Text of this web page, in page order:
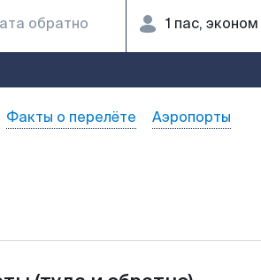
Факты о перелёте Аэропорты